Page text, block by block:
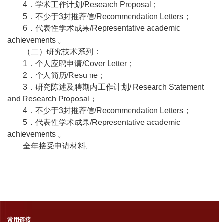
4 ．学术工作计划 /Research Proposal
；
5 ．不少于3封推荐信/Recommendation Letters ；
6 ．代表性学术成果/Representative academic
achievements 。
（二）研究技术系列：
1 ．个人应聘申请/Cover Letter ；
2 ．个人简历/Resume ；
3 ．研究陈述及聘期内工作计划 / Research Statement
and Research Proposal
；
4 ．不少于3封推荐信/Recommendation Letters ；
5 ．代表性学术成果/Representative academic
achievements 。
全年接受申请材料。
常用链接